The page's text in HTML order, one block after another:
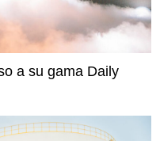
a su gama Daily